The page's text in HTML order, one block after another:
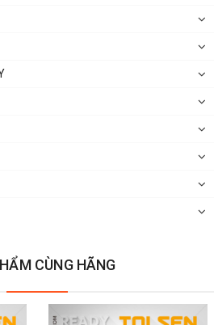
CÙNG HÃNG